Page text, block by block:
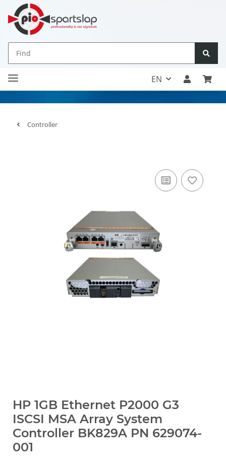
EN
Controller
HP 1GB Ethernet P2000 G3
ISCSI MSA Array System
Controller BK829A PN 629074-
001